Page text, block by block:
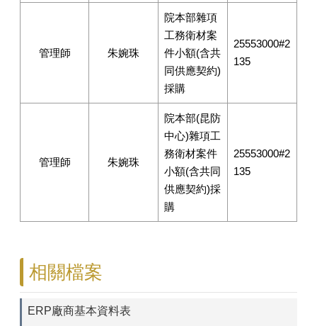
管理師 朱婉珠
院本部雜項
工務衛材案
件小額(含共
同供應契約)
採購
25553000#2
135
管理師 朱婉珠
院本部(昆防
中心)雜項工
務衛材案件
小額(含共同
供應契約)採
購
25553000#2
135
相關檔案
ERP廠商基本資料表